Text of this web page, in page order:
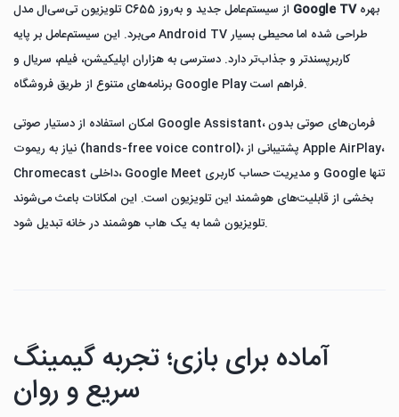
Google TVبهره
می‌برد. این سیستم‌عامل بر پایه Android TV طراحی شده اما محیطی بسیار
کاربرپسندتر و جذاب‌تر دارد. دسترسی به هزاران اپلیکیشن، فیلم، سریال و
برنامه‌های متنوع از طریق فروشگاه Google Play فراهم است.
امکان استفاده از دستیار صوتی Google Assistant، فرمان‌های صوتی بدون
نیاز به ریموت (hands-free voice control)، پشتیبانی از Apple AirPlay،
Chromecast داخلی، Google Meet و مدیریت حساب کاربری Google تنها
بخشی از قابلیت‌های هوشمند این تلویزیون است. این امکانات باعث می‌شوند
تلویزیون شما به یک هاب هوشمند در خانه تبدیل شود.
آماده برای بازی؛ تجربه گیمینگ
سریع و روان